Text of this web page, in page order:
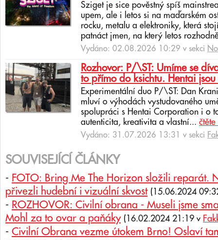
Sziget je sice pověstný spíš
upem, ale i letos si na maďarském
rocku, metalu a elektroniky, která
patnáct jmen, na který letos
Vydáno: 02.08.2026 10:29 v sekci
Rozhovor: P/\ST: Umíme se
to přímo do ksichtu. Hentai
Experimentální duo P/\ST: Dan
mluví o výhodách vystudovaného
spolupráci s Hentai Corporation i o
autenticita, kreativita a vlastní...
Vydáno: 31.07.2026 13:31 v sekci
SOUVISEJÍCÍ ČLÁNKY
- FOTO: Bring Me The Horizon složili reparát.
přivezli hudební i vizuální skvost (15.06.2024
- ROZHOVOR: Civilní obrana - Museli jsme
Mohl za to ovar a paňáky (16.02.2024 21:19 v
- Civilní Obrana vezme útokem Brno! Oslaví